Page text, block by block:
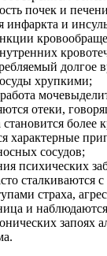
почек и
инфаркта и
долгое
хрупкими;
отеки,
более
характерные
сосудов;
психических
сталкиваются
страха,
и
запоях